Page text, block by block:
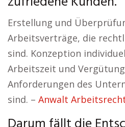
Erstellung und
Arbeitsverträge, die
sind. Konzeption
Arbeitszeit und
Anforderungen des
sind. – Anwalt